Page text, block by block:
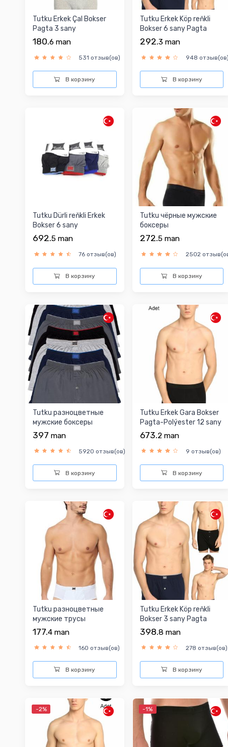
Tutku Erkek Çal Bokser
Pagta 3 sany
180.6 man
531 отзыв(ов)
В корзину
Tutku Erkek Köp reňkli
Bokser 6 sany Pagta
292.3 man
948 отзыв(ов)
В корзину
Tutku Dürli reňkli Erkek
Bokser 6 sany
692.5 man
76 отзыв(ов)
В корзину
Tutku чёрные мужские
боксеры
272.5 man
2502
В корзину
Tutku разноцветные
мужские боксеры
397 man
5920 отзыв(ов)
В корзину
Tutku Erkek Gara Bokser
Pagta-Polýester 12 sany
673.2 man
9 отзыв(ов)
В корзину
Tutku разноцветныe
мужские трусы
177.4 man
160 отзыв(ов)
В корзину
Tutku Erkek Köp reňkli
Bokser 3 sany Pagta
398.8 man
278 отзыв(ов)
В корзину
-2% -1%